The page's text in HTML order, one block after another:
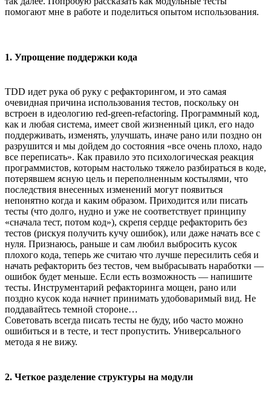
помогают мне в работе и поделиться опытом использования.
1. Упрощение поддержки кода
TDD идет рука об руку с рефакторингом, и это самая
очевидная причина использования тестов, поскольку он
встроен в идеологию red-green-refactoring. Программный код,
как и любая система, имеет свой жизненный цикл, его надо
поддерживать, изменять, улучшать, иначе рано или поздно он
разрушится и мы дойдем до состояния «все очень плохо, надо
все переписать». Как правило это психологическая реакция
программистов, которым настолько тяжело разбираться в коде,
потерявшем ясную цель и переполненным костылями, что
последствия внесенных изменений могут появиться
непонятно когда и каким образом. Приходится или писать
тесты (что долго, нудно и уже не соответствует принципу
«сначала тест, потом код»), скрепя сердце рефакторить без
тестов (рискуя получить кучу ошибок), или даже начать все с
нуля. Признаюсь, раньше и сам любил выбросить кусок
плохого кода, теперь же считаю что лучше пересилить себя и
начать рефакторить без тестов, чем выбрасывать наработки —
ошибок будет меньше. Если есть возможность — напишите
тесты. Инструментарий рефакторинга мощен, рано или
поздно кусок кода начнет принимать удобоваримый вид. Не
поддавайтесь темной стороне…
Советовать всегда писать тесты не буду, ибо часто можно
ошибиться и в тесте, и тест пропустить. Универсального
метода я не вижу.
2. Четкое разделение структуры на модули